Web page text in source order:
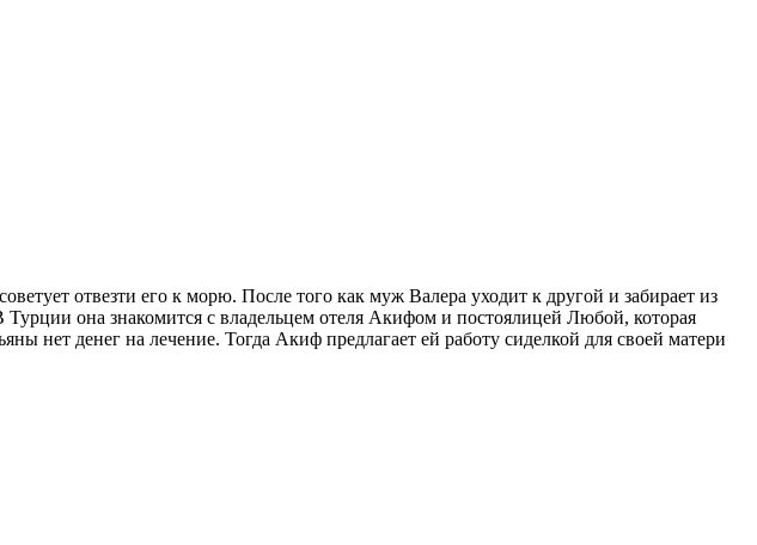
отвезти его к морю. После того как муж Валера уходит к другой и забирает из
она знакомится с владельцем отеля Акифом и постоялицей Любой, которая
нет денег на лечение. Тогда Акиф предлагает ей работу сиделкой для своей матери